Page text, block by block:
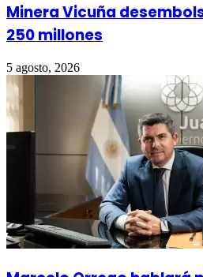
Minera Vicuña
250 millones
5 agosto, 2026